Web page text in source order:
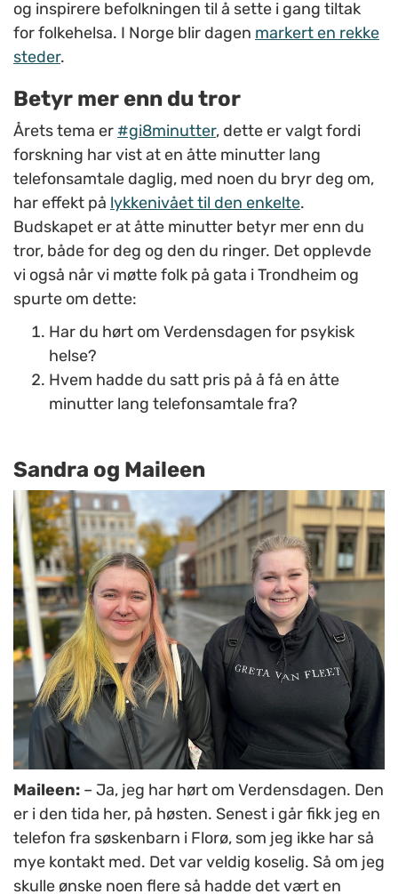
og inspirere befolkningen til å sette i gang tiltak
for folkehelsa. I Norge blir dagen markert en rekke
steder.
Betyr mer enn du tror
Årets tema er #gi8minutter, dette er valgt fordi
forskning har vist at en åtte minutter lang
telefonsamtale daglig, med noen du bryr deg om,
har effekt på lykkenivået til den enkelte.
Budskapet er at åtte minutter betyr mer enn du
tror, både for deg og den du ringer. Det opplevde
vi også når vi møtte folk på gata i Trondheim og
spurte om dette:
Har du hørt om Verdensdagen for psykisk
helse?
Hvem hadde du satt pris på å få en åtte
minutter lang telefonsamtale fra?
Sandra og Maileen
Maileen: – Ja, jeg har hørt om Verdensdagen. Den
er i den tida her, på høsten. Senest i går fikk jeg en
telefon fra søskenbarn i Florø, som jeg ikke har så
mye kontakt med. Det var veldig koselig. Så om jeg
skulle ønske noen flere så hadde det vært en